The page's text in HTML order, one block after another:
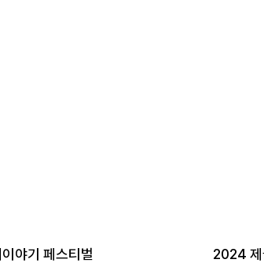
야기 페스티벌 2024 제